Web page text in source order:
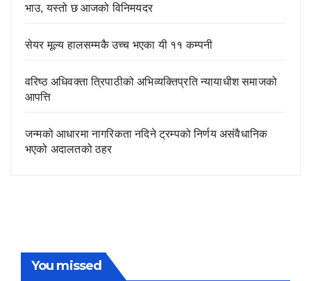
भाउ, यस्तो छ आजको विनिमयदर
सेयर मूल्य हालसम्मकै उच्च भएका यी ११ कम्पनी
वरिष्ठ अधिवक्ता त्रिपाठीको अभिव्यक्तिप्रति न्यायाधीश समाजको
आपत्ति
जन्मको आधारमा नागरिकता नदिने ट्रम्पको निर्णय असंवैधानिक
भएको अदालतको ठहर
You missed